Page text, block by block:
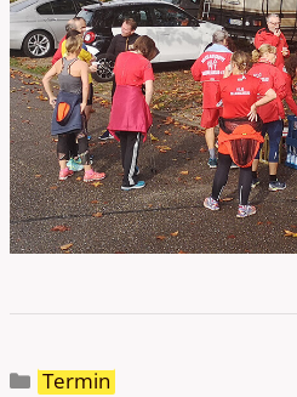
Kategorien
Termin